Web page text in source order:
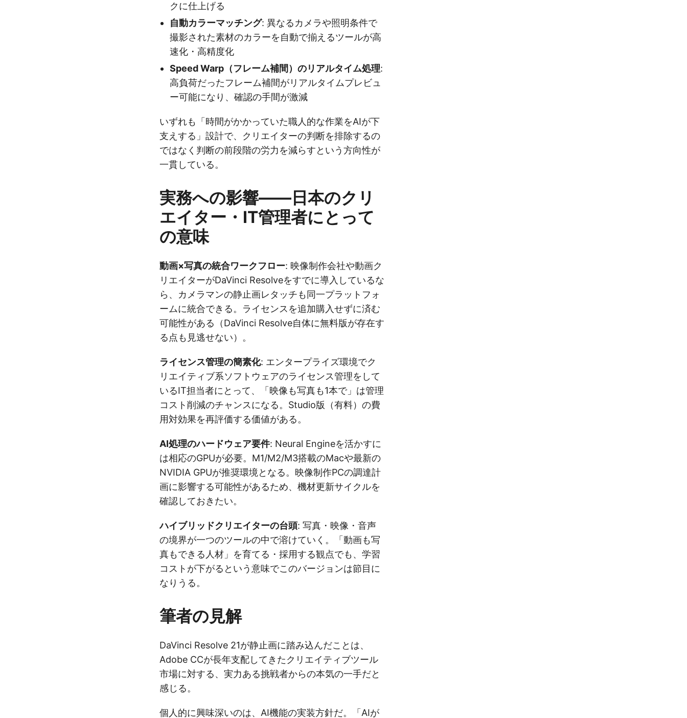
クに仕上げる
自動カラーマッチング: 異なるカメラや照明条件で
撮影された素材のカラーを自動で揃えるツールが高
速化・高精度化
Speed Warp（フレーム補間）のリアルタイム処理:
高負荷だったフレーム補間がリアルタイムプレビュ
ー可能になり、確認の手間が激減
いずれも「時間がかかっていた職人的な作業をAIが下
支えする」設計で、クリエイターの判断を排除するの
ではなく判断の前段階の労力を減らすという方向性が
一貫している。
実務への影響——日本のクリ
エイター・IT管理者にとって
の意味
動画×写真の統合ワークフロー: 映像制作会社や動画ク
リエイターがDaVinci Resolveをすでに導入しているな
ら、カメラマンの静止画レタッチも同一プラットフォ
ームに統合できる。ライセンスを追加購入せずに済む
可能性がある（DaVinci Resolve自体に無料版が存在す
る点も見逃せない）。
ライセンス管理の簡素化: エンタープライズ環境でク
リエイティブ系ソフトウェアのライセンス管理をして
いるIT担当者にとって、「映像も写真も1本で」は管理
コスト削減のチャンスになる。Studio版（有料）の費
用対効果を再評価する価値がある。
AI処理のハードウェア要件: Neural Engineを活かすに
は相応のGPUが必要。M1/M2/M3搭載のMacや最新の
NVIDIA GPUが推奨環境となる。映像制作PCの調達計
画に影響する可能性があるため、機材更新サイクルを
確認しておきたい。
ハイブリッドクリエイターの台頭: 写真・映像・音声
の境界が一つのツールの中で溶けていく。「動画も写
真もできる人材」を育てる・採用する観点でも、学習
コストが下がるという意味でこのバージョンは節目に
なりうる。
筆者の見解
DaVinci Resolve 21が静止画に踏み込んだことは、
Adobe CCが長年支配してきたクリエイティブツール
市場に対する、実力ある挑戦者からの本気の一手だと
感じる。
個人的に興味深いのは、AI機能の実装方針だ。「AIが